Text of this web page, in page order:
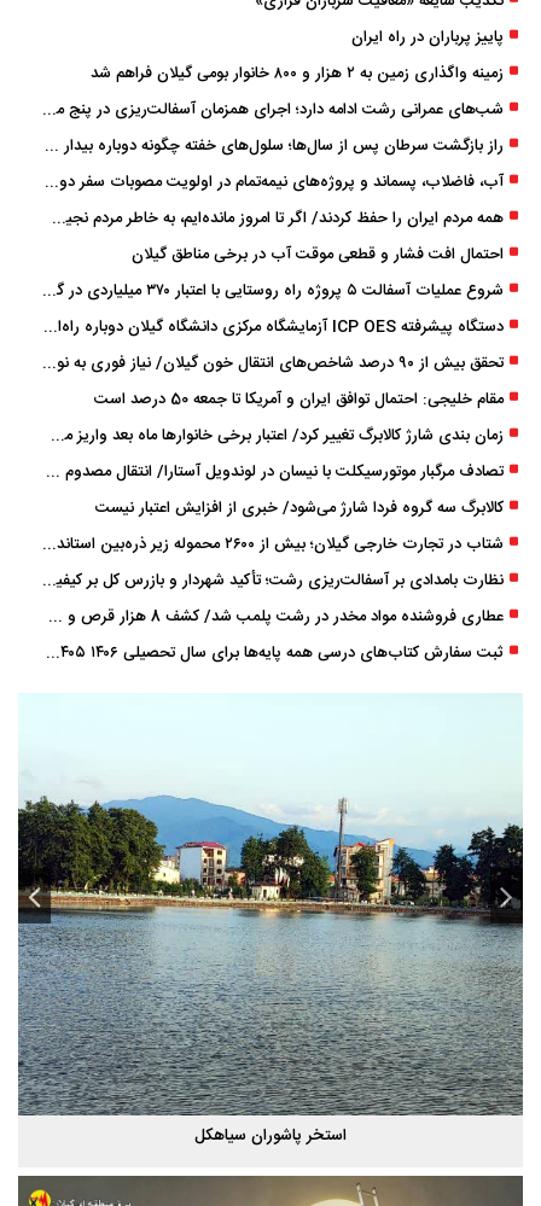
پاییز پرباران در راه ایران
زمینه واگذاری زمین به ۲ هزار و ۸۰۰ خانوار بومی گیلان فراهم شد
شب‌های عمرانی رشت ادامه دارد؛ اجرای همزمان آسفالت‌ریزی در پنج منطقه شهری
راز بازگشت سرطان پس از سال‌ها؛ سلول‌های خفته چگونه دوباره بیدار می‌شوند؟
آب، فاضلاب، پسماند و پروژه‌های نیمه‌تمام در اولویت مصوبات سفر دولت
همه مردم ایران را حفظ کردند/ اگر تا امروز مانده‌ایم، به ‌خاطر مردم نجیب ایران بوده است
احتمال افت فشار و قطعی موقت آب در برخی مناطق گیلان
شروع عملیات آسفالت ۵ پروژه راه ‌روستایی با اعتبار ۳۷۰ میلیاردی در گیلان
دستگاه پیشرفته ICP OES آزمایشگاه مرکزی دانشگاه گیلان دوباره راه‌اندازی شد
تحقق بیش از ۹۰ درصد شاخص‌های انتقال خون گیلان/ نیاز فوری به نوسازی تجهیزات آزمایشگاهی
مقام خلیجی: احتمال توافق ایران و آمریکا تا جمعه 50 درصد است
زمان ‌بندی شارژ کالابرگ تغییر کرد/ اعتبار برخی خانوارها ماه بعد واریز می‌شود
تصادف مرگبار موتورسیکلت با نیسان در لوندویل آستارا/ انتقال مصدوم با اورژانس هوایی به رشت
کالابرگ سه گروه فردا شارژ می‌شود/ خبری از افزایش اعتبار نیست
شتاب در تجارت خارجی گیلان؛ بیش از ۲۶۰۰ محموله زیر ذره‌بین استاندارد
نظارت بامدادی بر آسفالت‌ریزی رشت؛ تأکید شهردار و بازرس کل بر کیفیت اجرای پروژه‌ها
عطاری فروشنده مواد مخدر در رشت پلمب شد/ کشف 8 هزار قرص و 50 لیتر شربت توهم ‌زا
ثبت سفارش کتاب‌های درسی همه پایه‌ها برای سال تحصیلی ۱۴۰۶ ۱۴۰۵ فعال شد
استخر پاشوران سیاهکل